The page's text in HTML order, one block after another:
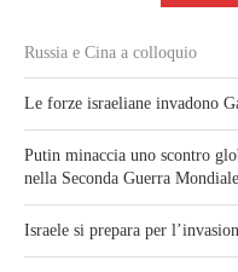
Russia e Cina a colloquio
Le forze israeliane invadono
Putin minaccia uno scontro
nella Seconda Guerra Mondiale
Israele si prepara per